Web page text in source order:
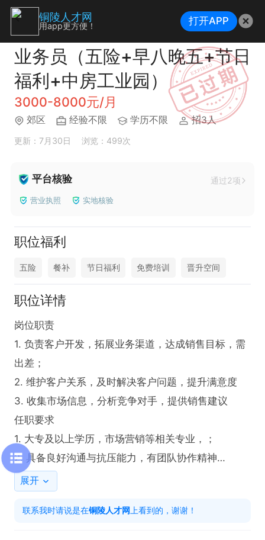
业务员（五险+早八晚五+节日
福利+中房工业园）
3000-8000元/月
郊区 经验不限 学历不限 招3人
更新：7月30日 浏览：499次
平台核验 通过2项
营业执照 实地核验
职位福利
五险 餐补 节日福利 免费培训 晋升空间
职位详情
岗位职责
1. 负责客户开发，拓展业务渠道，达成销售目标，需
出差；
2. 维护客户关系，及时解决客户问题，提升满意度
3. 收集市场信息，分析竞争对手，提供销售建议
任职要求
1. 大专及以上学历，市场营销等相关专业，；
2. 具备良好沟通与抗压能力，有团队协作精神
3. 有销售经验者优先
展开
联系我时请说是在铜陵人才网 上看到的，谢谢！
铜陵人才网
用app更方便！ 打开APP